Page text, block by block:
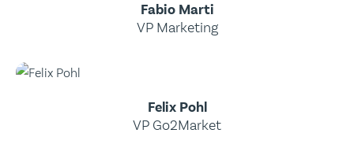
Fabio Marti
VP Marketing
Felix Pohl
VP Go2Market